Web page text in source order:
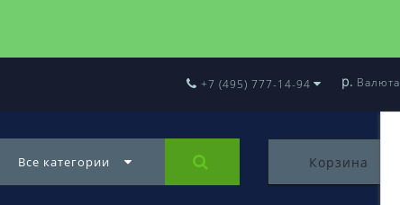
+7 (495) 777-14-94 р. Валюта
Все категории Корзина